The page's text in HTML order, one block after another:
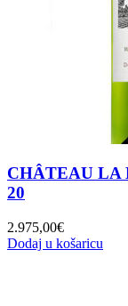
CHÂTEAU LA
20
2.975,00€
Dodaj u košaricu